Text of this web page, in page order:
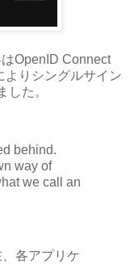
OpenID Connect
よりシングルサイン
した。
behind.
way of
we call an
各アプリケ